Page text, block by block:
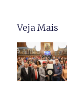
Veja Mais